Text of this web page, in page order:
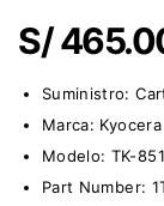
S/
Suministro:
Marca: Kyocera
Modelo: TK-
Part Number: